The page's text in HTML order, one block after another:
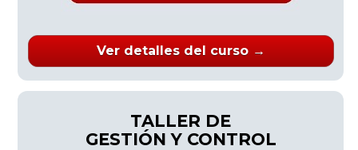
Ver detalles del curso →
TALLER DE
GESTIÓN Y CONTROL